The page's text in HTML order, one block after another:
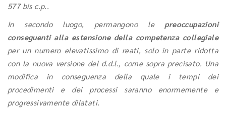
577 bis c.p..
In secondo luogo, permangono le preoccupazioni
conseguenti alla estensione della competenza collegiale
per un numero elevatissimo di reati, solo in parte ridotta
con la nuova versione del d.d.l., come sopra precisato. Una
modifica in conseguenza della quale i tempi dei
procedimenti e dei processi saranno enormemente e
progressivamente dilatati.